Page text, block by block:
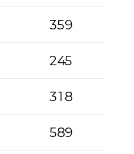
359
245
318
589